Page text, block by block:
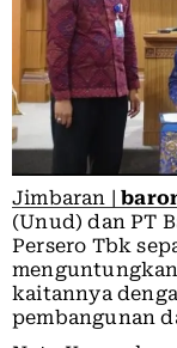
Jimbaran |
(Unud) dan PT
Persero Tbk
kaitannya
pembangunan